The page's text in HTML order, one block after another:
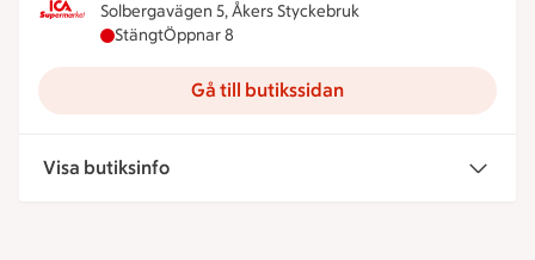
Solbergavägen 5, Åkers Styckebruk
ICA Supermarket Åkers Styckebruk har stängt,
StängtÖppnar 8
Gå till butikssidan
Visa butiksinfo